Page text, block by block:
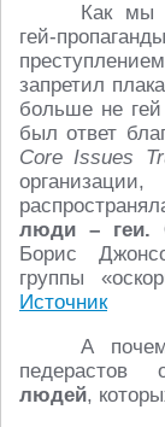
Как мы
гей-
запретил
больше не
был ответ
Core Issues
люди – геи.
Борис
группы
Источник
А
педерастов
людей,